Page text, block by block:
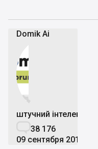
Domik Ai


штучний інтелект
38 176
09 сентября 2019